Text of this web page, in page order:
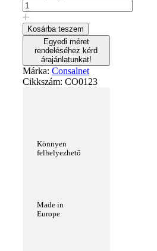
Kosárba teszem
Egyedi méret
rendeléséhez kérd
árajánlatunkat!
Márka: Consalnet
Cikkszám: CO0123
Könnyen
felhelyezhető
Made in
Europe